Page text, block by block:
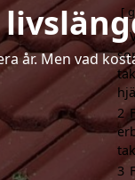
år. Men vad
1
2
3